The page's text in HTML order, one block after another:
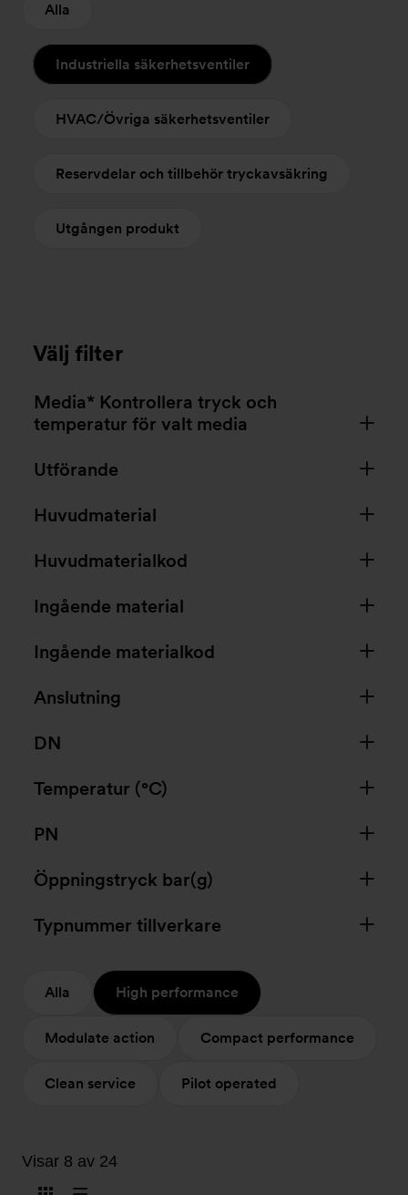
Alla
Industriella säkerhetsventiler
HVAC/Övriga säkerhetsventiler
Reservdelar och tillbehör tryckavsäkring
Utgången produkt
Välj filter
Media* Kontrollera tryck och
temperatur för valt media
Utförande
Huvudmaterial
Huvudmaterialkod
Ingående material
Ingående materialkod
Anslutning
DN
Temperatur (°C)
PN
Öppningstryck bar(g)
Typnummer tillverkare
Alla High performance
Modulate action Compact performance
Clean service Pilot operated
Visar 8 av 24